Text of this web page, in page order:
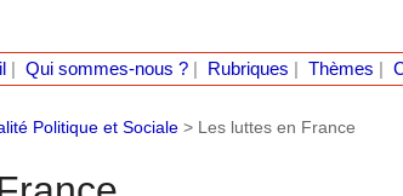
Qui sommes-nous ?| Rubriques Thèmes
Politique et Sociale > Les luttes en France